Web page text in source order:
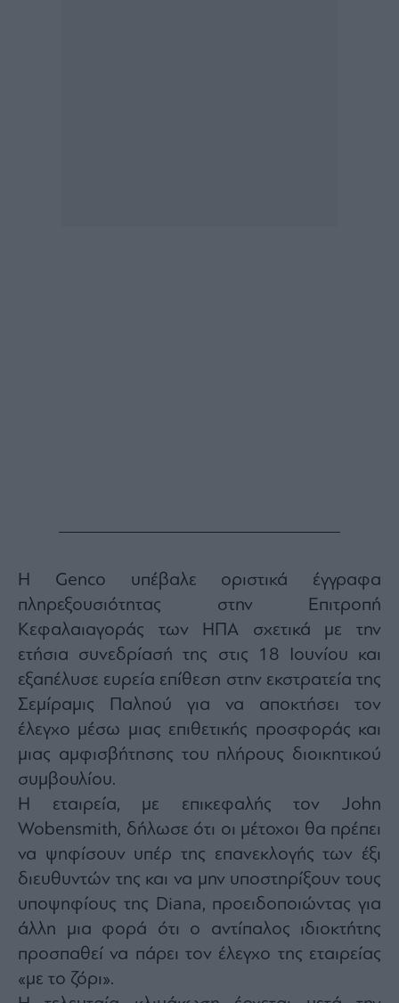
Η Genco υπέβαλε οριστικά έγγραφα
πληρεξουσιότητας στην Επιτροπή
Κεφαλαιαγοράς των ΗΠΑ σχετικά με την
ετήσια συνεδρίασή της στις 18 Ιουνίου και
εξαπέλυσε ευρεία επίθεση στην εκστρατεία της
Σεμίραμις Παληού για να αποκτήσει τον
έλεγχο μέσω μιας επιθετικής προσφοράς και
μιας αμφισβήτησης του πλήρους διοικητικού
συμβουλίου.
Η εταιρεία, με επικεφαλής τον John
Wobensmith, δήλωσε ότι οι μέτοχοι θα πρέπει
να ψηφίσουν υπέρ της επανεκλογής των έξι
διευθυντών της και να μην υποστηρίξουν τους
υποψηφίους της Diana, προειδοποιώντας για
άλλη μια φορά ότι ο αντίπαλος ιδιοκτήτης
προσπαθεί να πάρει τον έλεγχο της εταιρείας
«με το ζόρι».